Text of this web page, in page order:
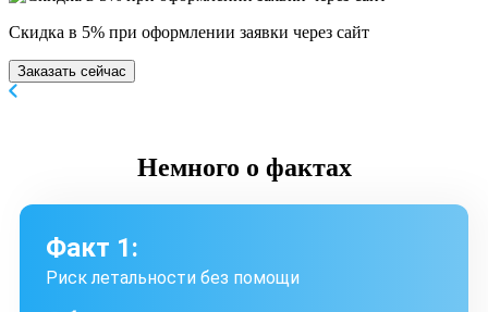
Скидка в 5% при оформлении заявки через сайт
Заказать сейчас
Немного о фактах
Факт 1:
Риск летальности без помощи